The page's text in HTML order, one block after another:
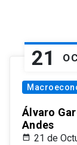
21
Álvaro
Andes
21 de